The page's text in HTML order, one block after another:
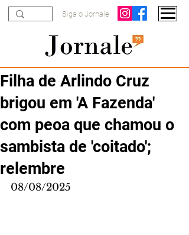
Siga o Jornale
Filha de Arlindo Cruz
brigou em 'A Fazenda'
com peoa que chamou o
sambista de 'coitado';
relembre
08/08/2025